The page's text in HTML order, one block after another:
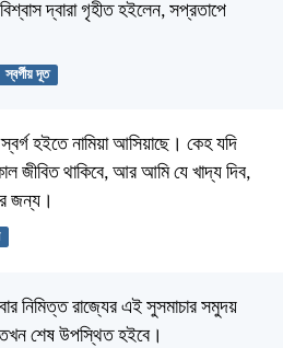
দ্বারা গৃহীত হইলেন, সপ্রতাপে
স্বর্গীয় দূত
হইতে নামিয়া আসিয়াছে। কেহ যদি
জীবিত থাকিবে, আর আমি যে খাদ্য দিব,
জন্য।
নিমিত্ত রাজ্যের এই সুসমাচার সমুদয়
শেষ উপস্থিত হইবে।